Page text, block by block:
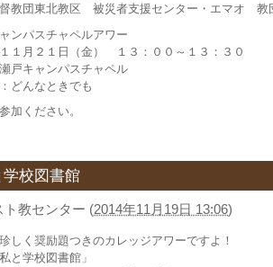
督教団東北教区 被災者支援センター・エマオ 教
ンパスチャペルアワー
１月２１日（金） １３：００～１３：３０
戸キャンパスチャペル
どんなときでも
加ください。
学校図書館
ト教センター (2014年11月19日 13:06)
しく奨励題つきのカレッジアワーですよ！
と学校図書館」